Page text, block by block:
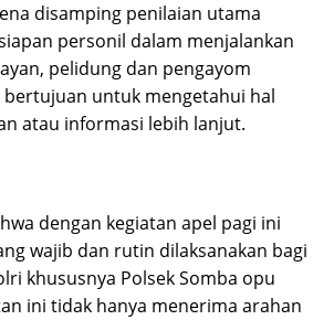
disamping penilaian utama
personil dalam menjalankan
pelidung dan pengayom
bertujuan untuk mengetahui hal
atau informasi lebih lanjut.
dengan kegiatan apel pagi ini
wajib dan rutin dilaksanakan bagi
khususnya Polsek Somba opu
ini tidak hanya menerima arahan